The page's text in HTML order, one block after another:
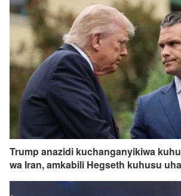
Trump anazidi kuchanganyikiwa
wa Iran, amkabili Hegseth kuhusu